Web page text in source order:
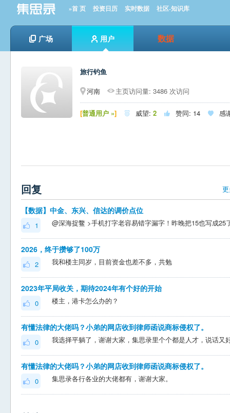
»首 页 投资日历 实时数据 社区-知识库
广场 用户 数据
旅行钓鱼
河南
主页访问量: 3486 次访问
[普通用户 »]  威望: 2  赞同: 14  感
回复
【数据】中金、东兴、信达的调价点位
1
2026，终于攒够了100万
2 我和楼主同岁，目前资金也差不多，共勉
2023年平局收关，期待2024年有个好的开始
0 楼主，港卡怎么办的？
有懂法律的大佬吗？小弟的网店收到律师函说商标侵权了。
0
有懂法律的大佬吗？小弟的网店收到律师函说商标侵权了。
0 集思录各行各业的大佬都有，谢谢大家。